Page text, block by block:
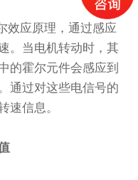
效应原理，通过感应
。当电机转动时，其
的霍尔元件会感应到
通过对这些电信号的
速信息。